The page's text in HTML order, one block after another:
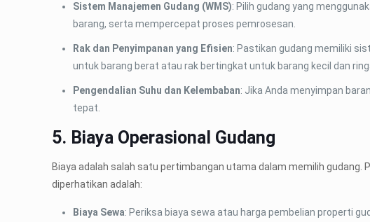
Sistem Manajemen Gudang (WMS): Pilih gudang yang
barang, serta mempercepat proses pemrosesan.
Rak dan Penyimpanan yang Efisien: Pastikan gudang memiliki
untuk barang berat atau rak bertingkat untuk barang kecil dan
Pengendalian Suhu dan Kelembaban: Jika Anda menyimpan
tepat.
5. Biaya Operasional Gudang
Biaya adalah salah satu pertimbangan utama dalam memilih gudang.
diperhatikan adalah:
Biaya Sewa: Periksa biaya sewa atau harga pembelian properti